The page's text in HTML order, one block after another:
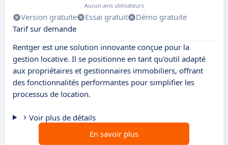
Aucun avis utilisateurs
Version gratuite Essai gratuit
Démo gratuite
Tarif sur demande
Rentger est une solution innovante conçue pour la
gestion locative. Il se positionne en tant qu'outil adapté
aux propriétaires et gestionnaires immobiliers, offrant
des fonctionnalités performantes pour simplifier les
processus de location.
Voir plus de détails
En savoir plus